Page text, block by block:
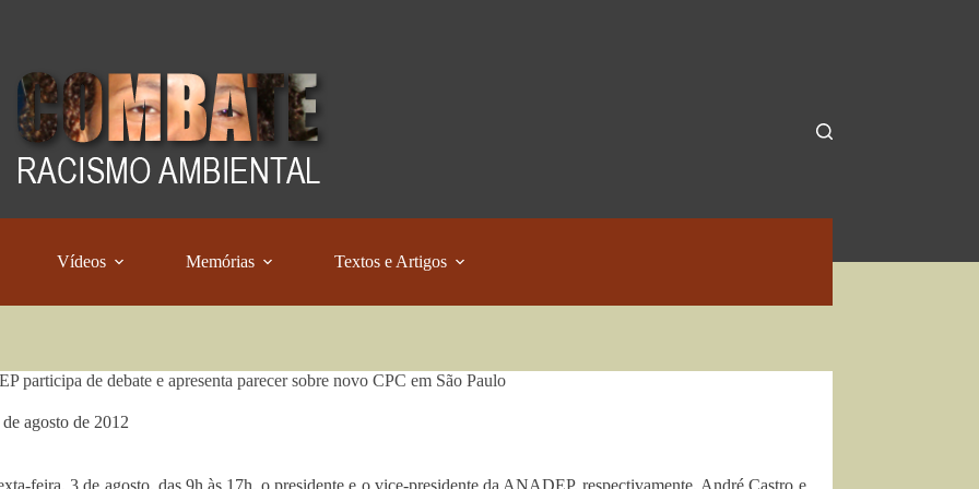
Vídeos Memórias Textos e Artigos
participa de debate e apresenta parecer sobre novo CPC em São Paulo
agosto de 2012
feira, 3 de agosto, das 9h às 17h, o presidente e o vice-presidente da ANADEP, respectivamente, André Castro e